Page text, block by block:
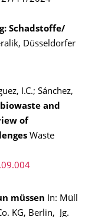
Schadstoffe/
Düsseldorfer
I.C.; Sánchez,
and
of
Waste
müssen In: Müll
KG, Berlin, Jg.